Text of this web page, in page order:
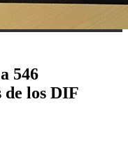
546
los DIF